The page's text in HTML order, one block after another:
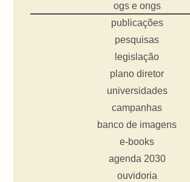
ogs e ongs
publicações
pesquisas
legislação
plano diretor
universidades
campanhas
banco de imagens
e-books
agenda 2030
ouvidoria